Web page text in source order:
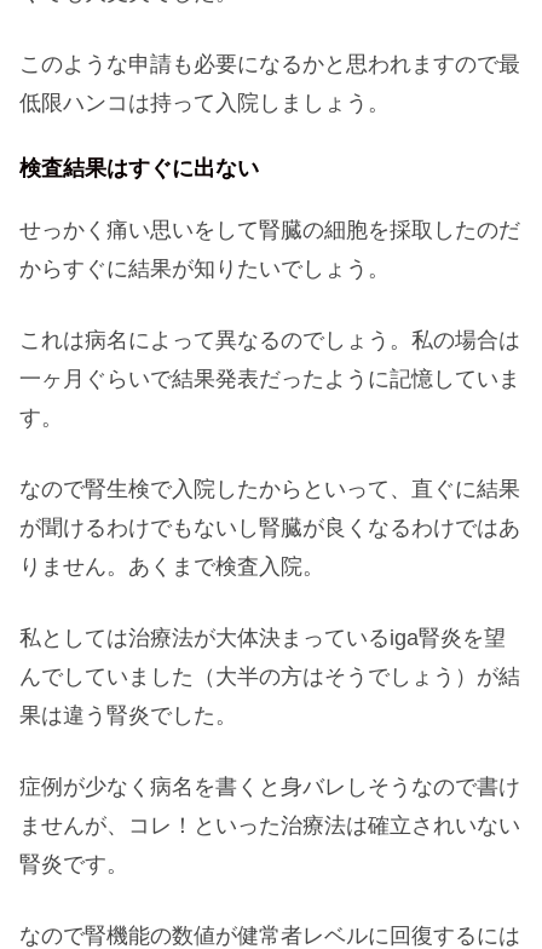
このような申請も必要になるかと思われますので最
低限ハンコは持って入院しましょう。
検査結果はすぐに出ない
せっかく痛い思いをして腎臓の細胞を採取したのだ
からすぐに結果が知りたいでしょう。
これは病名によって異なるのでしょう。私の場合は
一ヶ月ぐらいで結果発表だったように記憶していま
す。
なので腎生検で入院したからといって、直ぐに結果
が聞けるわけでもないし腎臓が良くなるわけではあ
りません。あくまで検査入院。
私としては治療法が大体決まっているiga腎炎を望
んでしていました（大半の方はそうでしょう）が結
果は違う腎炎でした。
症例が少なく病名を書くと身バレしそうなので書け
ませんが、コレ！といった治療法は確立されいない
腎炎です。
なので腎機能の数値が健常者レベルに回復するには